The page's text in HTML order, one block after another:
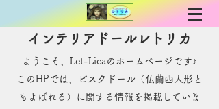
インテリアドールレトリカ
ようこそ、Let-Licaのホームページです♪
​このHPでは、ビスクドール（仏蘭西人形と
もよばれる）に関する情報を掲載していま